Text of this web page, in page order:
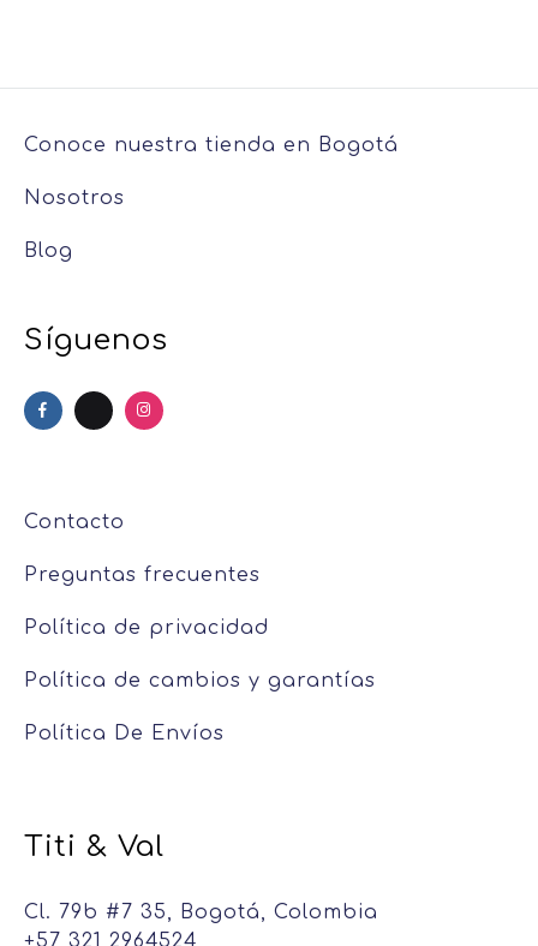
Conoce nuestra tienda en Bogotá
Nosotros
Blog
Síguenos
Contacto
Preguntas frecuentes
Política de privacidad
Política de cambios y garantías
Política De Envíos
Titi & Val
Cl. 79b #7 35, Bogotá, Colombia
+57 321 2964524